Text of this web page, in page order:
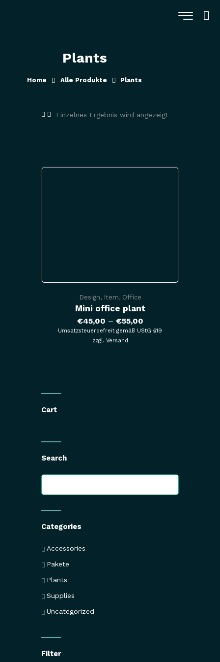
Plants
Home Alle Produkte Plants
Einzelnes Ergebnis wird angezeigt
Design, Item, Office
Mini office plant
€45,00 – €55,00
Umsatzsteuerbefreit gemäß UStG §19
zzgl. Versand
Cart
Search
Categories
Accessories
Pakete
Plants
Supplies
Uncategorized
Filter